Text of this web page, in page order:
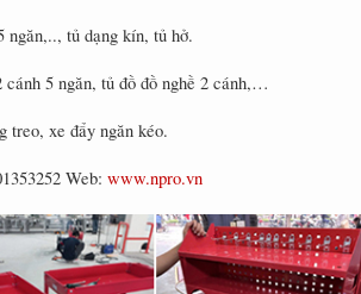
ngăn,.., tủ dạng kín, tủ hở.
5 ngăn, tủ đồ đồ nghề 2 cánh,…
treo, xe đẩy ngăn kéo.
Web: www.npro.vn